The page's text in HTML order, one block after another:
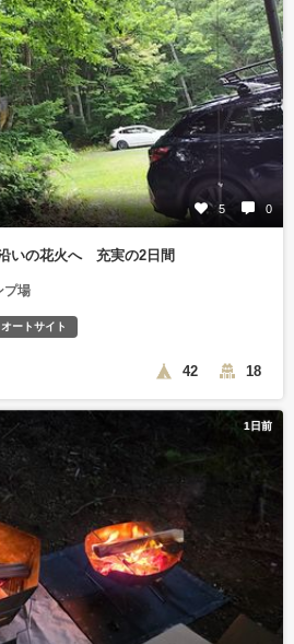
5 0
いの花火へ 充実の2日間
プ場
オートサイト
42 18
1日前